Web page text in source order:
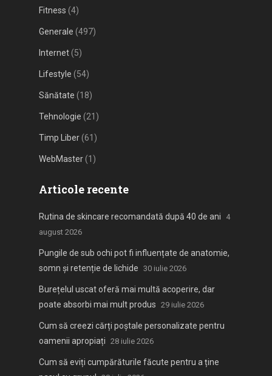
Fitness (4)
Generale (497)
Internet(5)
Lifestyle (54)
Sănătate (18)
Tehnologie (21)
Timp Liber(61)
WebMaster(1)
Articole recente
Rutina de skincare recomandată după 40 de ani
4
august 2026
Pungile de sub ochi pot fi influențate de anatomie,
somn și retenție de lichide 30 iulie 2026
Burețelul uscat oferă mai multă acoperire, dar
poate absorbi mai mult produs 29 iulie 2026
Cum să creezi cărți poștale personalizate pentru
oamenii apropiați 28 iulie 2026
Cum să eviți cumpărăturile făcute pentru a ține